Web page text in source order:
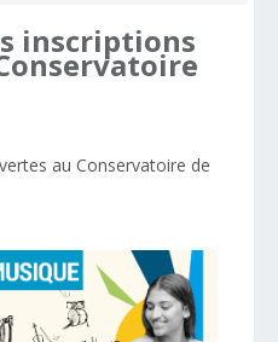
inscriptions
au Conservatoire de